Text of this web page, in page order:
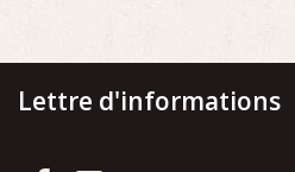
Lettre d'informations